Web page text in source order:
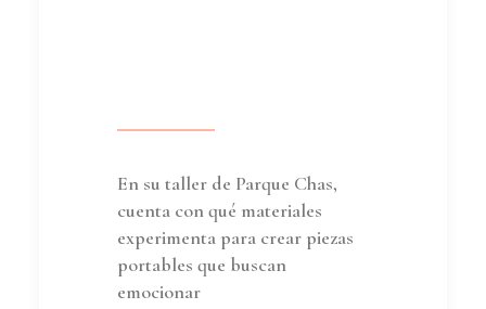
En su taller de Parque Chas,
cuenta con qué materiales
experimenta para crear piezas
portables que buscan
emocionar